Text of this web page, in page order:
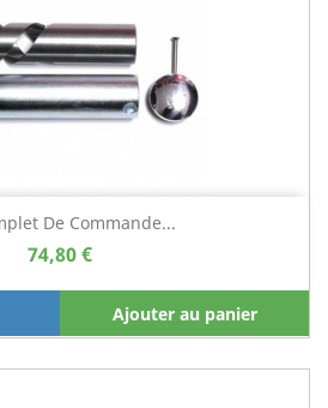
De Commande...
74,80 €
Ajouter au panier